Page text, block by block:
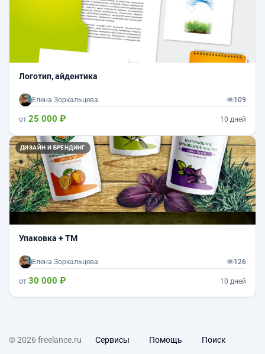
Логотип, айдентика
Елена Зоркальцева 109
от 25 000 ₽ 10 дней
ДИЗАЙН И БРЕНДИНГ
Упаковка + ТМ
Елена Зоркальцева 126
от 30 000 ₽ 10 дней
© 2026 freelance.ru Сервисы Помощь Поиск